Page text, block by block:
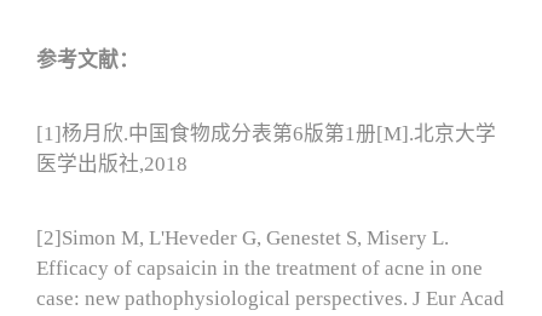
参考文献：
[1]杨月欣.中国食物成分表第6版第1册[M].北京大学
医学出版社,2018
[2]Simon M, L'Heveder G, Genestet S, Misery L.
Efficacy of capsaicin in the treatment of acne in one
case: new pathophysiological perspectives. J Eur Acad